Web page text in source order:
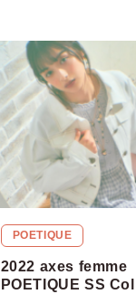
POETIQUE
2022 axes femme
POETIQUE SS